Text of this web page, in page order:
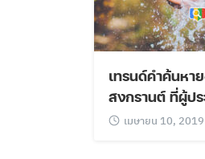
เทรนด์คำค้นหา
สงกรานต์ ที่ผู้ป
เมษายน 10, 2019